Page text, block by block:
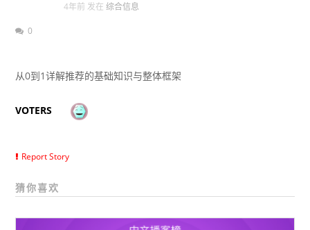
4年前 发在综合信息
0
从0到1详解推荐的基础知识与整体框架
VOTERS
Report Story
猜你喜欢